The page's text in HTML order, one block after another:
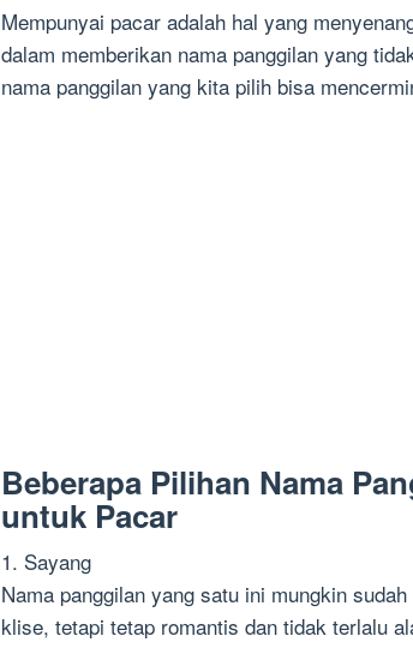
Mempunyai pacar adalah hal yang
dalam memberikan nama panggilan yang
nama panggilan yang kita pilih bisa
Beberapa Pilihan Nama
untuk Pacar
1. Sayang
Nama panggilan yang satu ini mungkin
klise, tetapi tetap romantis dan tidak terlalu